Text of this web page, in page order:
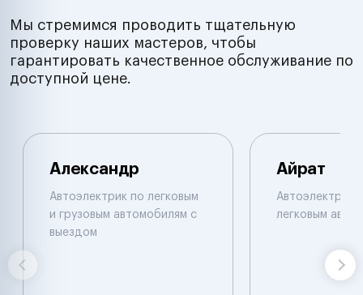
Мы стремимся проводить тщательную
проверку наших мастеров, чтобы
гарантировать качественное обслуживание по
доступной цене.
Александр
Автоэлектрик по легковым
и грузовым автомобилям с
выездом
Айрат
Автоэлектрик
легковым